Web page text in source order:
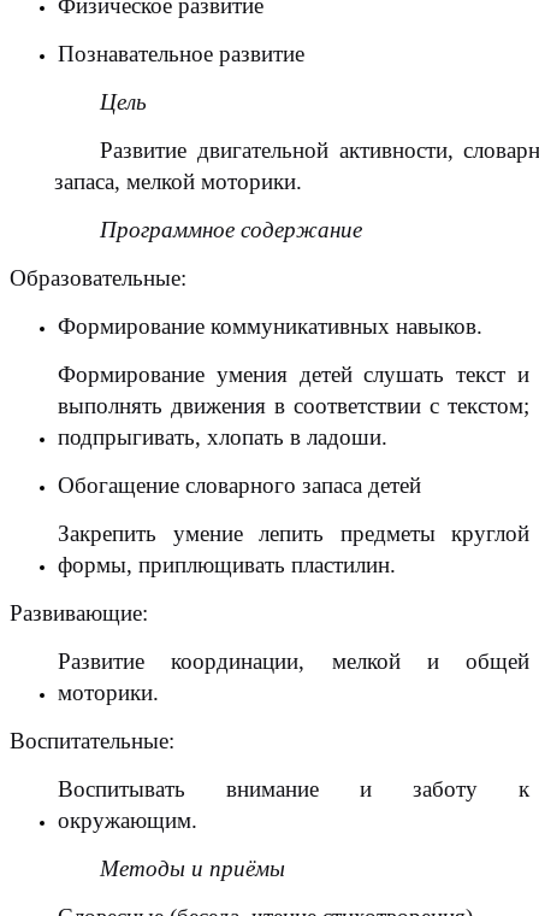
Физическое развитие
Познавательное развитие
Цель
Развитие двигательной активности,
запаса, мелкой моторики.
Программное содержание
Образовательные:
Формирование коммуникативных навыков.
Формирование умения детей слушать текст и
выполнять движения в соответствии с текстом;
подпрыгивать, хлопать в ладоши.
Обогащение словарного запаса детей
Закрепить умение лепить предметы круглой
формы, приплющивать пластилин.
Развивающие:
Развитие координации, мелкой и общей
моторики.
Воспитательные:
Воспитывать внимание и заботу к
окружающим.
Методы и приёмы